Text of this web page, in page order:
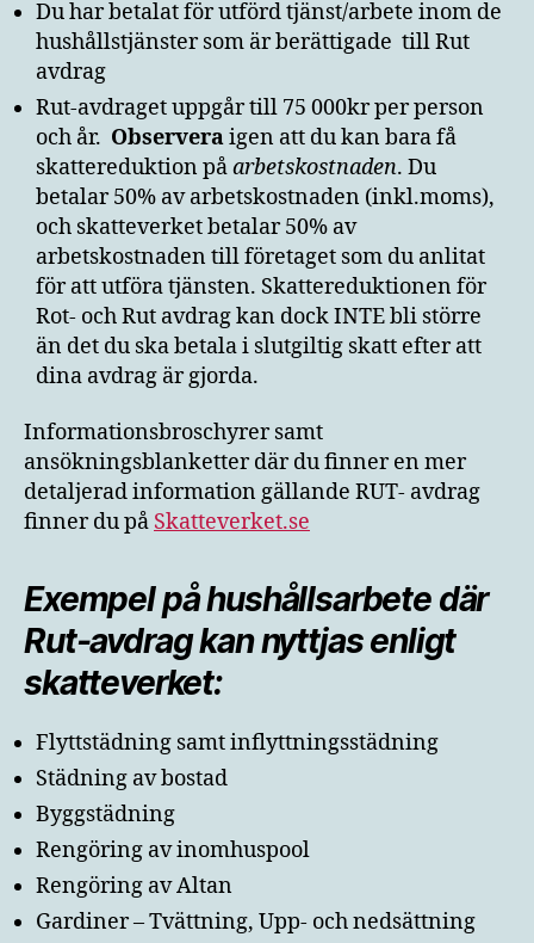
Du har betalat för utförd tjänst/arbete inom de
hushållstjänster som är berättigade till Rut
avdrag
Rut-avdraget uppgår till 75 000kr per person
och år. Observeraigen att du kan bara få
skattereduktion påarbetskostnaden. Du
betalar 50% av arbetskostnaden (inkl.moms),
och skatteverket betalar 50% av
arbetskostnaden till företaget som du anlitat
för att utföra tjänsten. Skattereduktionen för
Rot- och Rut avdrag kan dock INTE bli större
än det du ska betala i slutgiltig skatt efter att
dina avdrag är gjorda.
Informationsbroschyrer samt
ansökningsblanketter där du finner en mer
detaljerad information gällande RUT- avdrag
finner du på Skatteverket.se
Exempel på hushållsarbete där
Rut-avdrag kan nyttjas enligt
skatteverket:
Flyttstädning samt inflyttningsstädning
Städning av bostad
Byggstädning
Rengöring av inomhuspool
Rengöring av Altan
Gardiner – Tvättning, Upp- och nedsättning